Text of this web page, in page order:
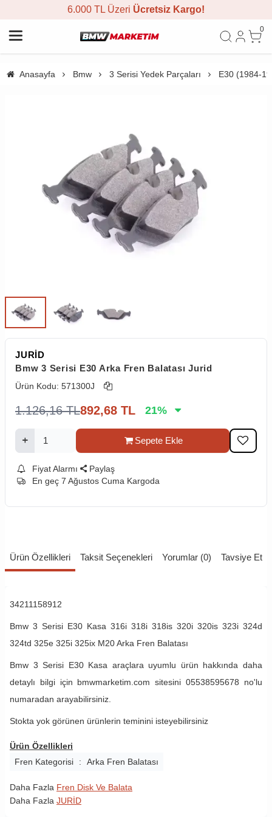
6.000 TL Üzeri Ücretsiz Kargo!
0
Anasayfa Bmw 3 Serisi Yedek Parçaları E30 (1984-
JURİD
Bmw 3 Serisi E30 Arka Fren Balatası Jurid
Ürün Kodu: 571300J
1.126,16 TL892,68 TL 21%
Sepete Ekle
Fiyat Alarmı
Paylaş
En geç 7 Ağustos Cuma Kargoda
Ürün Özellikleri Taksit Seçenekleri Yorumlar (0) Tavsiye Et
34211158912
Bmw 3 Serisi E30 Kasa 316i 318i 318is 320i 320is 323i 324d
324td 325e 325i 325ix M20 Arka Fren Balatası
Bmw 3 Serisi E30 Kasa araçlara uyumlu ürün hakkında daha
detaylı bilgi için bmwmarketim.com sitesini 05538595678 no'lu
numaradan arayabilirsiniz.
Stokta yok görünen ürünlerin teminini isteyebilirsiniz
Ürün Özellikleri
Fren Kategorisi
: Arka Fren Balatası
Daha Fazla Fren Disk Ve Balata
Daha Fazla JURİD